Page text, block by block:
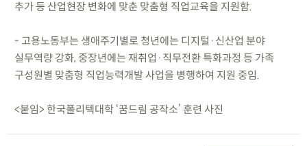
추가 등 산업현장 변화에 맞춘 맞춤형 직업교육을 지원함.
- 고용노동부는 생애주기별로 청년에는 디지털·신산업 분야
실무역량 강화, 중장년에는 재취업·직무전환 특화과정 등 가족
구성원별 맞춤형 직업능력개발 사업을 병행하여 지원 중임.
<붙임> 한국폴리텍대학 ‘꿈드림 공작소’ 훈련 사진